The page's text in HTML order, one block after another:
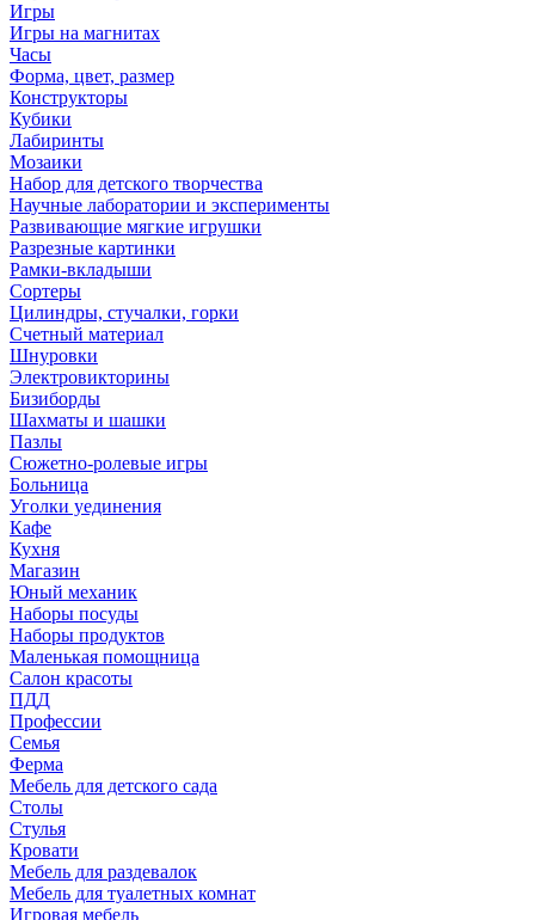
Игры
Игры на магнитах
Часы
Форма, цвет, размер
Конструкторы
Кубики
Лабиринты
Мозаики
Набор для детского творчества
Научные лаборатории и эксперименты
Развивающие мягкие игрушки
Разрезные картинки
Рамки-вкладыши
Сортеры
Цилиндры, стучалки, горки
Счетный материал
Шнуровки
Электровикторины
Бизиборды
Шахматы и шашки
Пазлы
Сюжетно-ролевые игры
Больница
Уголки уединения
Кафе
Кухня
Магазин
Юный механик
Наборы посуды
Наборы продуктов
Маленькая помощница
Салон красоты
ПДД
Профессии
Семья
Ферма
Мебель для детского сада
Столы
Cтулья
Кровати
Мебель для раздевалок
Мебель для туалетных комнат
Игровая мебель